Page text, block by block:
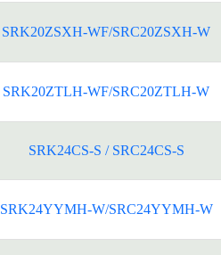
SRK20ZSXH-WF/SRC20ZSXH-W
SRK20ZTLH-WF/SRC20ZTLH-W
SRK24CS-S / SRC24CS-S
SRK24YYMH-W/SRC24YYMH-W